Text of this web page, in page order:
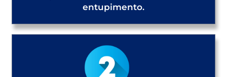
entupimento.